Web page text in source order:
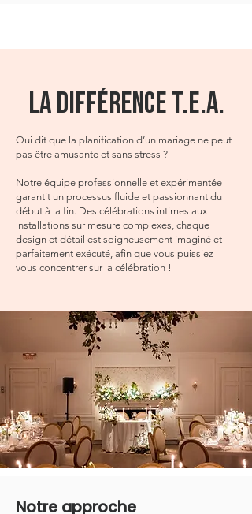
LA DIFFÉRENCE T.E.A.
Qui dit que la planification d’un mariage ne peut
pas être amusante et sans stress ?
Notre équipe professionnelle et expérimentée
garantit un processus fluide et passionnant du
début à la fin. Des célébrations intimes aux
installations sur mesure complexes, chaque
design et détail est soigneusement imaginé et
parfaitement exécuté, afin que vous puissiez
vous concentrer sur la célébration !
Notre approche